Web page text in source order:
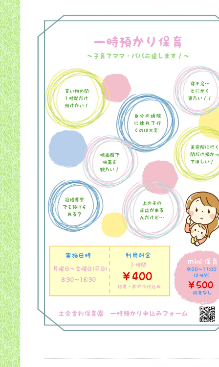
個人情報保護方針
サイトマップ